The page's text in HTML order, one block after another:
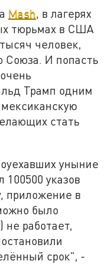
Mash, в лагерях
тюрьмах в США
человек,
Союза. И попасть
Трамп одним
стать
уныние
указов
приложение в
было
не работает,
срок", -